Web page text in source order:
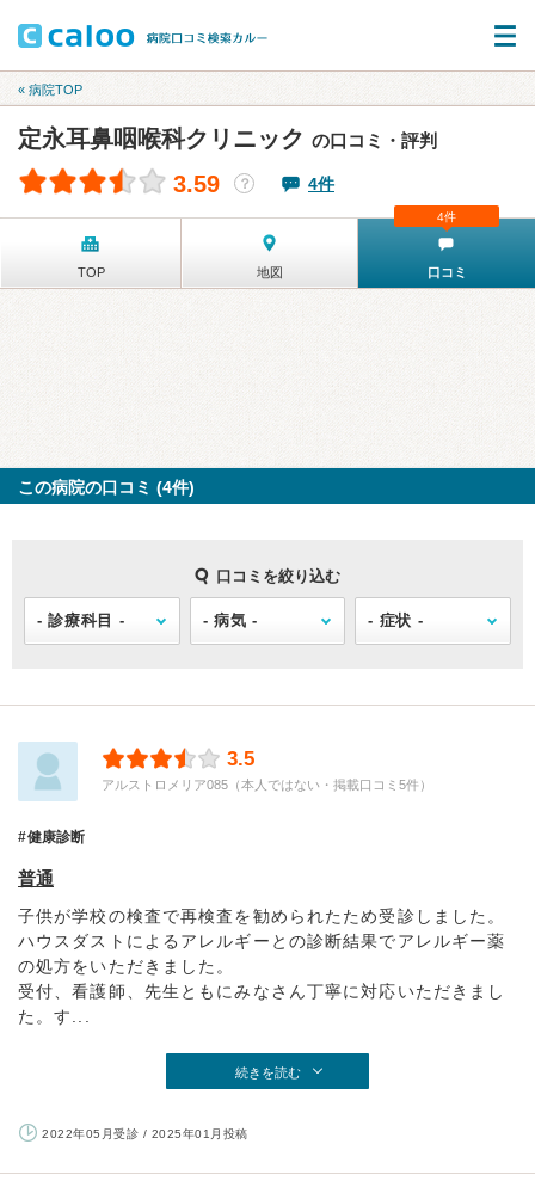
« 病院TOP
定永耳鼻咽喉科クリニック の口コミ・評判
3.59 ？ 4件
TOP 地図 口コミ
4件
この病院の口コミ (4件)
口コミを絞り込む
3.5
アルストロメリア085（本人ではない・掲載口コミ5件）
健康診断
普通
子供が学校の検査で再検査を勧められたため受診しました。
ハウスダストによるアレルギーとの診断結果でアレルギー薬
の処方をいただきました。
受付、看護師、先生ともにみなさん丁寧に対応いただきまし
た。す...
続きを読む
2022年05月受診 / 2025年01月投稿